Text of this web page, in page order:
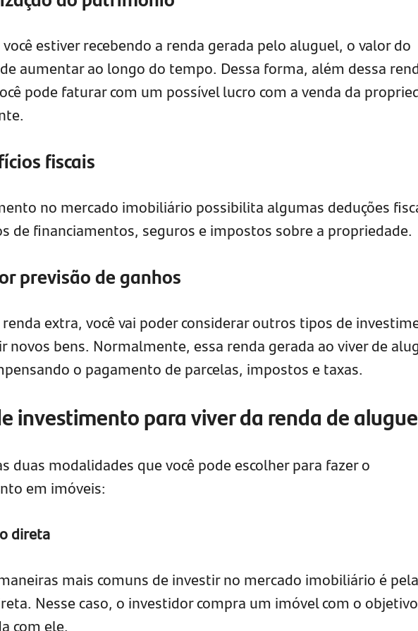
estiver recebendo a renda gerada pelo aluguel, o valor do
aumentar ao longo do tempo. Dessa forma, além dessa
pode faturar com um possível lucro com a venda da
fiscais
no mercado imobiliário possibilita algumas deduções
de financiamentos, seguros e impostos sobre a propriedade.
previsão de ganhos
renda extra, você vai poder considerar outros tipos de
novos bens. Normalmente, essa renda gerada ao viver de
o pagamento de parcelas, impostos e taxas.
investimento para viver da renda de
duas modalidades que você pode escolher para fazer o
em imóveis:
direta
mais comuns de investir no mercado imobiliário é pela
Nesse caso, o investidor compra um imóvel com o
com ele.